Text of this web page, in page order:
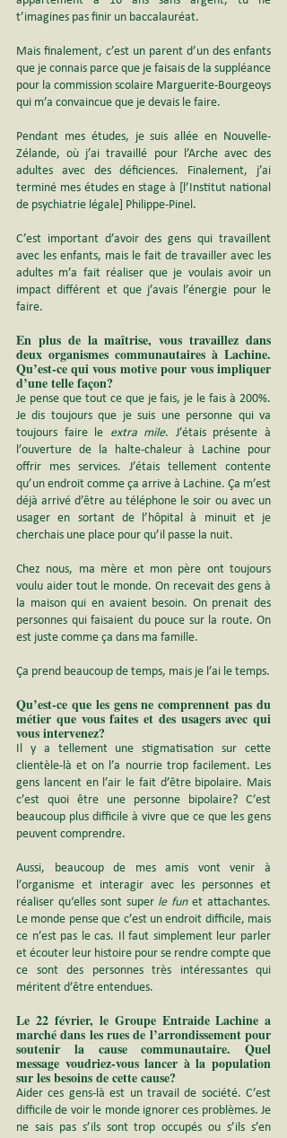
t’imagines pas finir un baccalauréat.
Mais finalement, c’est un parent d’un des enfants
que je connais parce que je faisais de la suppléance
pour la commission scolaire Marguerite-Bourgeoys
qui m’a convaincue que je devais le faire.
Pendant mes études, je suis allée en Nouvelle-
Zélande, où j’ai travaillé pour l’Arche avec des
adultes avec des déficiences. Finalement, j’ai
terminé mes études en stage à [l’Institut national
de psychiatrie légale] Philippe-Pinel.
C’est important d’avoir des gens qui travaillent
avec les enfants, mais le fait de travailler avec les
adultes m’a fait réaliser que je voulais avoir un
impact différent et que j’avais l’énergie pour le
faire.
En plus de la maîtrise, vous travaillez dans
deux organismes communautaires à Lachine.
Qu’est-ce qui vous motive pour vous impliquer
d’une telle façon?
Je pense que tout ce que je fais, je le fais à 200%.
Je dis toujours que je suis une personne qui va
toujours faire le extra mile. J’étais présente à
l’ouverture de la halte-chaleur à Lachine pour
offrir mes services. J’étais tellement contente
qu’un endroit comme ça arrive à Lachine. Ça m’est
déjà arrivé d’être au téléphone le soir ou avec un
usager en sortant de l’hôpital à minuit et je
cherchais une place pour qu’il passe la nuit.
Chez nous, ma mère et mon père ont toujours
voulu aider tout le monde. On recevait des gens à
la maison qui en avaient besoin. On prenait des
personnes qui faisaient du pouce sur la route. On
est juste comme ça dans ma famille.
Ça prend beaucoup de temps, mais je l’ai le temps.
Qu’est-ce que les gens ne comprennent pas du
métier que vous faites et des usagers avec qui
vous intervenez?
Il y a tellement une stigmatisation sur cette
clientèle-là et on l’a nourrie trop facilement. Les
gens lancent en l’air le fait d’être bipolaire. Mais
c’est quoi être une personne bipolaire? C’est
beaucoup plus difficile à vivre que ce que les gens
peuvent comprendre.
Aussi, beaucoup de mes amis vont venir à
l’organisme et interagir avec les personnes et
réaliser qu‘elles sont super le fun et attachantes.
Le monde pense que c’est un endroit difficile, mais
ce n’est pas le cas. Il faut simplement leur parler
et écouter leur histoire pour se rendre compte que
ce sont des personnes très intéressantes qui
méritent d’être entendues.
Le 22 février, le Groupe Entraide Lachine a
marché dans les rues de l’arrondissement pour
soutenir la cause communautaire. Quel
message voudriez-vous lancer à la population
sur les besoins de cette cause?
Aider ces gens-là est un travail de société. C’est
difficile de voir le monde ignorer ces problèmes. Je
ne sais pas s’ils sont trop occupés ou s’ils s’en